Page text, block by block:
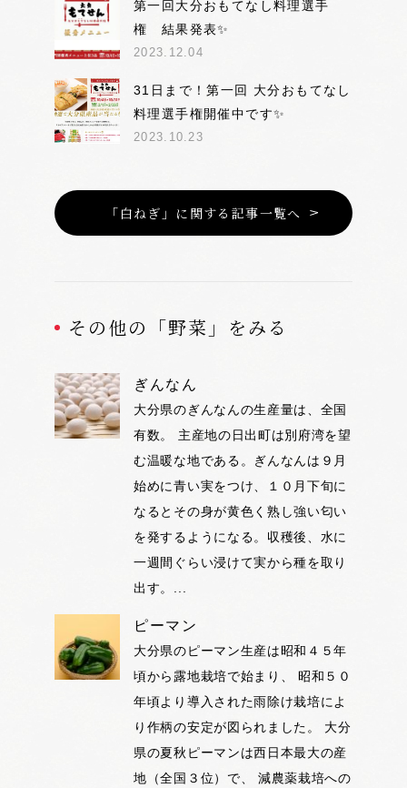
第一回大分おもてなし料理選手
権 結果発表✨
2023.12.04
31日まで！第一回 大分おもてなし
料理選手権開催中です✨
2023.10.23
「白ねぎ」に関する記事一覧へ
その他の「野菜」をみる
ぎんなん
大分県のぎんなんの生産量は、全国
有数。 主産地の日出町は別府湾を望
む温暖な地である。ぎんなんは９月
始めに青い実をつけ、１０月下旬に
なるとその身が黄色く熟し強い匂い
を発するようになる。収穫後、水に
一週間ぐらい浸けて実から種を取り
出す。...
ピーマン
大分県のピーマン生産は昭和４５年
頃から露地栽培で始まり、 昭和５０
年頃より導入された雨除け栽培によ
り作柄の安定が図られました。 大分
県の夏秋ピーマンは西日本最大の産
地（全国３位）で、 減農薬栽培への